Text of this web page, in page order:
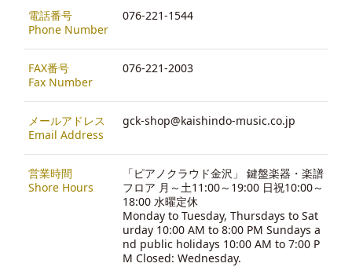
電話番号
Phone Number
076-221-1544
FAX番号
Fax Number
076-221-2003
メールアドレス
Email Address
gck-shop@kaishindo-music.co.jp
営業時間
Shore Hours
「ピアノクラウド金沢」 鍵盤楽器・楽譜
フロア 月～土11:00～19:00 日祝10:00～
18:00 水曜定休
Monday to Tuesday, Thursdays to Sat
urday 10:00 AM to 8:00 PM Sundays a
nd public holidays 10:00 AM to 7:00 P
M Closed: Wednesday.